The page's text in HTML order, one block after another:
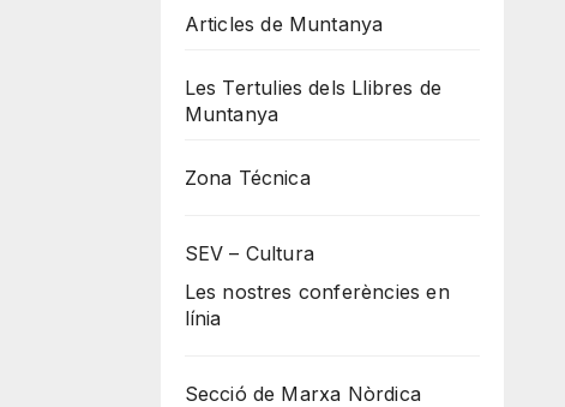
Articles de Muntanya
Les Tertulies dels Llibres de
Muntanya
Zona Técnica
SEV – Cultura
Les nostres conferències en
línia
Secció de Marxa Nòrdica